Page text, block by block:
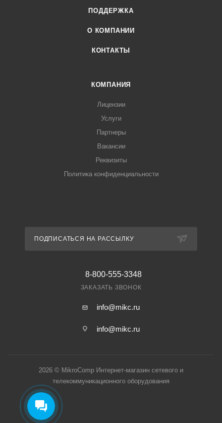
ПОДДЕРЖКА
О КОМПАНИИ
КОНТАКТЫ
КОМПАНИЯ
Лицензии
Услуги
Партнеры
Вакансии
Реквизиты
Политика конфиденциальности
ПОДПИСАТЬСЯ НА РАССЫЛКУ
8-800-555-3348
ЗАКАЗАТЬ ЗВОНОК
info@mikc.ru
info@mikc.ru
2026 © MikroComp Интернет-магазин сетевого и
телекоммуникационного оборудования